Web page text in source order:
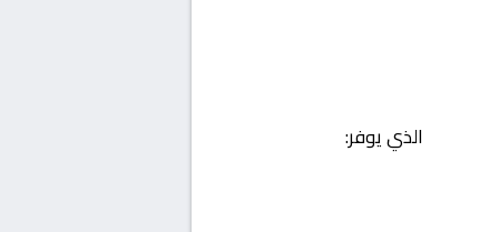
الذي يوفر: